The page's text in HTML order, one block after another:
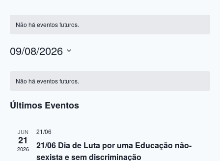
Não há eventos futuros.
09/08/2026
Calendárior
de
Eventos
Não há eventos futuros.
Últimos Eventos
JUN
21
2026
21/06
21/06 Dia de Luta por uma Educação não-
sexista e sem discriminação